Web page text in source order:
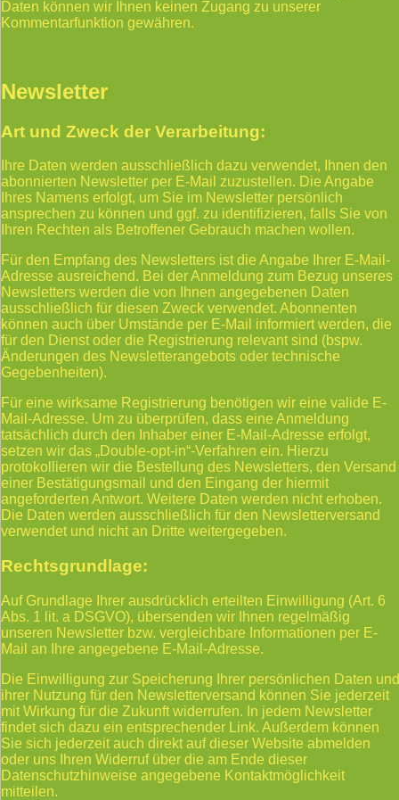
Daten können wir Ihnen keinen Zugang zu unserer
Kommentarfunktion gewähren.
Newsletter
Art und Zweck der Verarbeitung:
Ihre Daten werden ausschließlich dazu verwendet, Ihnen den
abonnierten Newsletter per E-Mail zuzustellen. Die Angabe
Ihres Namens erfolgt, um Sie im Newsletter persönlich
ansprechen zu können und ggf. zu identifizieren, falls Sie von
Ihren Rechten als Betroffener Gebrauch machen wollen.
Für den Empfang des Newsletters ist die Angabe Ihrer E-Mail-
Adresse ausreichend. Bei der Anmeldung zum Bezug unseres
Newsletters werden die von Ihnen angegebenen Daten
ausschließlich für diesen Zweck verwendet. Abonnenten
können auch über Umstände per E-Mail informiert werden, die
für den Dienst oder die Registrierung relevant sind (bspw.
Änderungen des Newsletterangebots oder technische
Gegebenheiten).
Für eine wirksame Registrierung benötigen wir eine valide E-
Mail-Adresse. Um zu überprüfen, dass eine Anmeldung
tatsächlich durch den Inhaber einer E-Mail-Adresse erfolgt,
setzen wir das „Double-opt-in“-Verfahren ein. Hierzu
protokollieren wir die Bestellung des Newsletters, den Versand
einer Bestätigungsmail und den Eingang der hiermit
angeforderten Antwort. Weitere Daten werden nicht erhoben.
Die Daten werden ausschließlich für den Newsletterversand
verwendet und nicht an Dritte weitergegeben.
Rechtsgrundlage:
Auf Grundlage Ihrer ausdrücklich erteilten Einwilligung (Art. 6
Abs. 1 lit. a DSGVO), übersenden wir Ihnen regelmäßig
unseren Newsletter bzw. vergleichbare Informationen per E-
Mail an Ihre angegebene E-Mail-Adresse.
Die Einwilligung zur Speicherung Ihrer persönlichen Daten und
ihrer Nutzung für den Newsletterversand können Sie jederzeit
mit Wirkung für die Zukunft widerrufen. In jedem Newsletter
findet sich dazu ein entsprechender Link. Außerdem können
Sie sich jederzeit auch direkt auf dieser Website abmelden
oder uns Ihren Widerruf über die am Ende dieser
Datenschutzhinweise angegebene Kontaktmöglichkeit
mitteilen.